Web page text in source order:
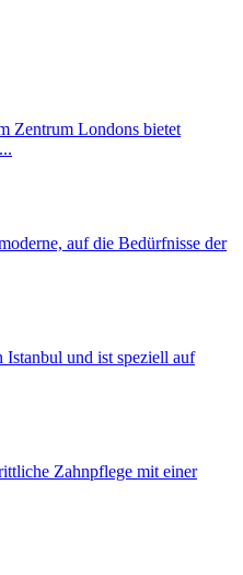
Zentrum Londons bietet
auf die Bedürfnisse der
und ist speziell auf
Zahnpflege mit einer